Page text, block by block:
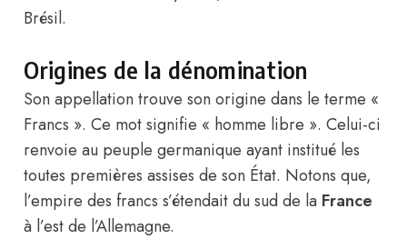
Brésil.
Origines de la dénomination
Son appellation trouve son origine dans le terme «
Francs ». Ce mot signifie « homme libre ». Celui-ci
renvoie au peuple germanique ayant institué les
toutes premières assises de son État. Notons que,
l’empire des francs s’étendait du sud de la France
à l’est de l’Allemagne.